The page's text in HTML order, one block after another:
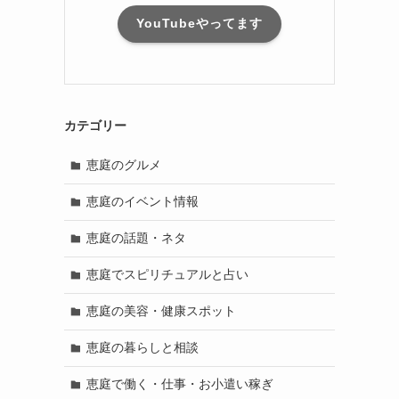
YouTubeやってます
カテゴリー
恵庭のグルメ
恵庭のイベント情報
恵庭の話題・ネタ
恵庭でスピリチュアルと占い
恵庭の美容・健康スポット
恵庭の暮らしと相談
恵庭で働く・仕事・お小遣い稼ぎ